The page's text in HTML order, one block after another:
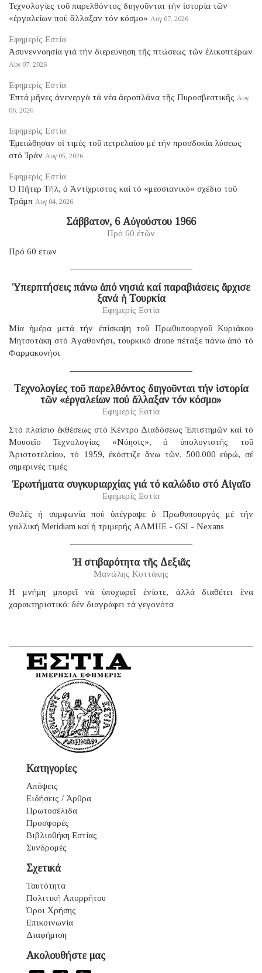
Τεχνολογίες τοῦ παρελθόντος διηγοῦνται τήν ἱστορία τῶν
«ἐργαλείων πού ἄλλαξαν τόν κόσμο» Αυγ 07, 2026
Εφημερίς Εστία
Ἀσυνεννοησία γιά τήν διερεύνηση τῆς πτώσεως τῶν ἑλικοπτέρων
Αυγ 07, 2026
Εφημερίς Εστία
Ἑπτά μῆνες ἀνενεργά τά νέα ἀεροπλάνα τῆς Πυροσβεστικῆς Αυγ
06, 2026
Εφημερίς Εστία
Ἐμειώθησαν οἱ τιμές τοῦ πετρελαίου μέ τήν προσδοκία λύσεως
στό Ἰράν Αυγ 05, 2026
Εφημερίς Εστία
Ὁ Πῆτερ Τήλ, ὁ Ἀντίχριστος καί τό «μεσσιανικό» σχέδιο τοῦ
Τράμπ Αυγ 04, 2026
Σάββατον, 6 Αὐγούστου 1966
Πρό 60 ἐτῶν
Πρό 60 ετων
Ὑπερπτήσεις πάνω ἀπό νησιά καί παραβιάσεις ἄρχισε
ξανά ἡ Τουρκία
Εφημερίς Εστία
Μία ἡμέρα μετά τήν ἐπίσκεψη τοῦ Πρωθυπουργοῦ Κυριάκου
Μητσοτάκη στό Ἀγαθονήσι, τουρκικό drone πέταξε πάνω ἀπό τό
Φαρμακονήσι
Τεχνολογίες τοῦ παρελθόντος διηγοῦνται τήν ἱστορία
τῶν «ἐργαλείων πού ἄλλαξαν τόν κόσμο»
Εφημερίς Εστία
Στό πλαίσιο ἐκθέσεως στό Κέντρο Διαδόσεως Ἐπιστημῶν καί τό
Μουσεῖο Τεχνολογίας «Νόησις», ὁ ὑπολογιστής τοῦ
Ἀριστοτελείου, τό 1959, ἐκόστιζε ἄνω τῶν. 500.000 εὐρώ, σέ
σημερινές τιμές
Ἐρωτήματα συγκυριαρχίας γιά τό καλώδιο στό Αἰγαῖο
Εφημερίς Εστία
Θολές ἡ συμφωνία πού ὑπέγραψε ὁ Πρωθυπουργός μέ τήν
γαλλική Μeridiam καί ἡ τριμερής ΑΔΜΗΕ - GSI - Nexans
Ἡ στιβαρότητα τῆς Δεξιᾶς
Μανώλης Κοττάκης
H μνήμη μπορεῖ νά ὑποχωρεῖ ἐνίοτε, ἀλλά διαθέτει ἕνα
χαρακτηριστικό: δέν διαγράφει τά γεγονότα
Κατηγορίες
Απόψεις
Ειδήσεις / Άρθρα
Πρωτοσέλιδα
Προσφορές
Βιβλιοθήκη Εστίας
Συνδρομές
Σχετικά
Ταυτότητα
Πολιτική Απορρήτου
Όροι Χρήσης
Επικοινωνία
Διαφήμιση
Ακολουθήστε μας